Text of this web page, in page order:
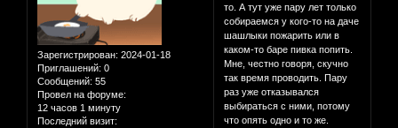
Зарегистрирован: 2024-01-18
Приглашений: 0
Сообщений: 55
Провел на форуме:
12 часов 1 минуту
Последний визит:
то. А тут уже пару лет только
собираемся у кого-то на даче
шашлыки пожарить или в
каком-то баре пивка попить.
Мне, честно говоря, скучно
так время проводить. Пару
раз уже отказывался
выбираться с ними, потому
что опять одно и то же.